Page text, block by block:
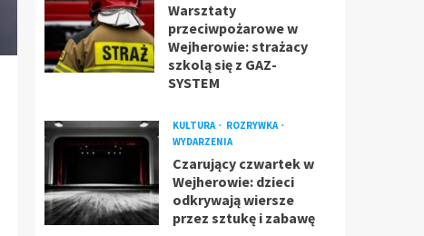
Warsztaty
przeciwpożarowe w
Wejherowie: strażacy
szkolą się z GAZ-
SYSTEM
KULTURA
ROZRYWKA
WYDARZENIA
Czarujący czwartek w
Wejherowie: dzieci
odkrywają wiersze
przez sztukę i zabawę